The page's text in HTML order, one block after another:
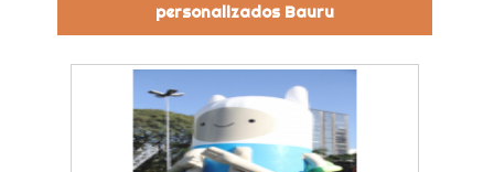
personalizados Bauru